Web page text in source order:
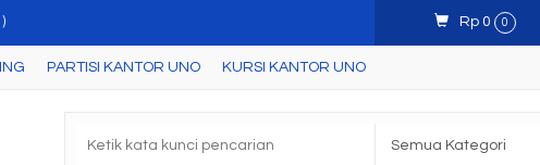
( Walnut )
Rp 0 0
PARTISI KANTOR UNO KURSI KANTOR UNO